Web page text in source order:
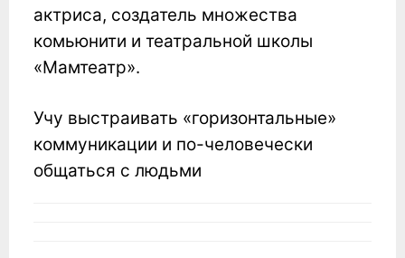
актриса, создатель множества
комьюнити и театральной школы
«Мамтеатр».
Учу выстраивать «горизонтальные»
коммуникации и по-человечески
общаться с людьми